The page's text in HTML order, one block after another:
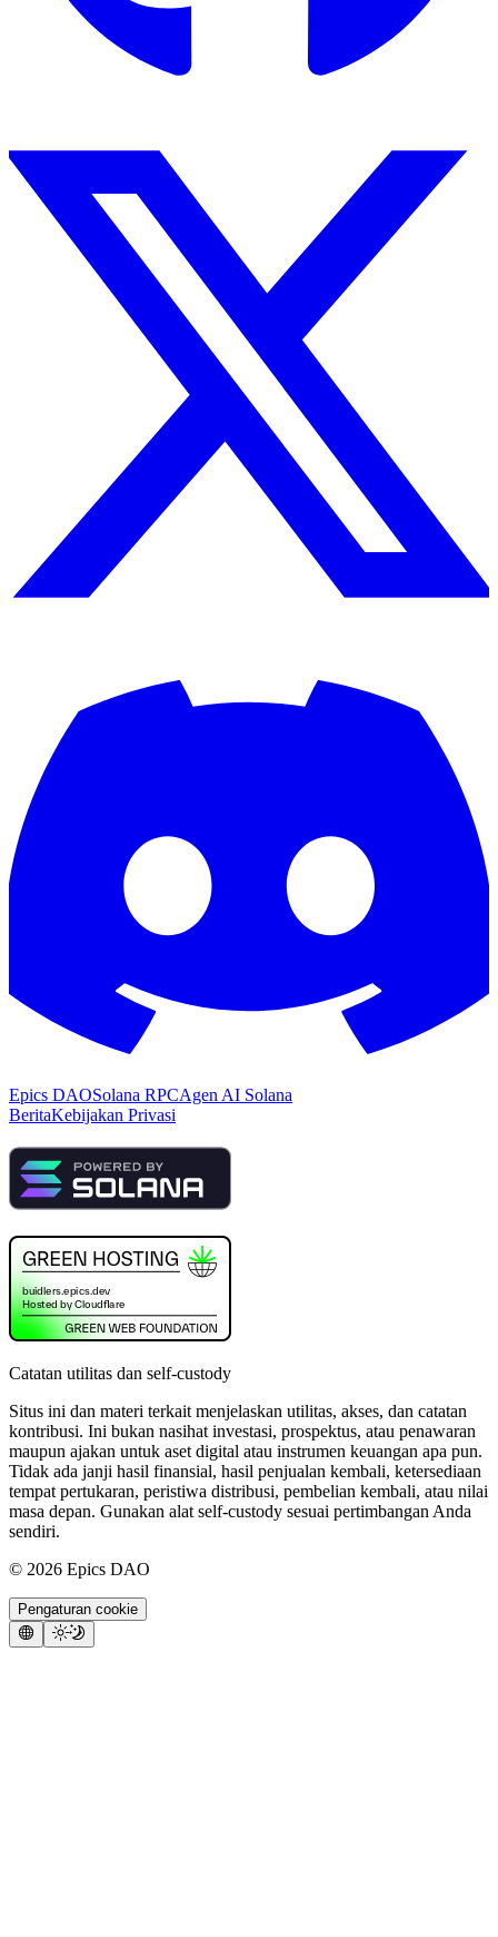
Epics DAOSolana RPCAgen AI Solana
BeritaKebijakan Privasi
Catatan utilitas dan self-custody
Situs ini dan materi terkait menjelaskan utilitas, akses, dan catatan
kontribusi. Ini bukan nasihat investasi, prospektus, atau penawaran
maupun ajakan untuk aset digital atau instrumen keuangan apa pun.
Tidak ada janji hasil finansial, hasil penjualan kembali, ketersediaan
tempat pertukaran, peristiwa distribusi, pembelian kembali, atau nilai
masa depan. Gunakan alat self-custody sesuai pertimbangan Anda
sendiri.
© 2026 Epics DAO
Pengaturan cookie